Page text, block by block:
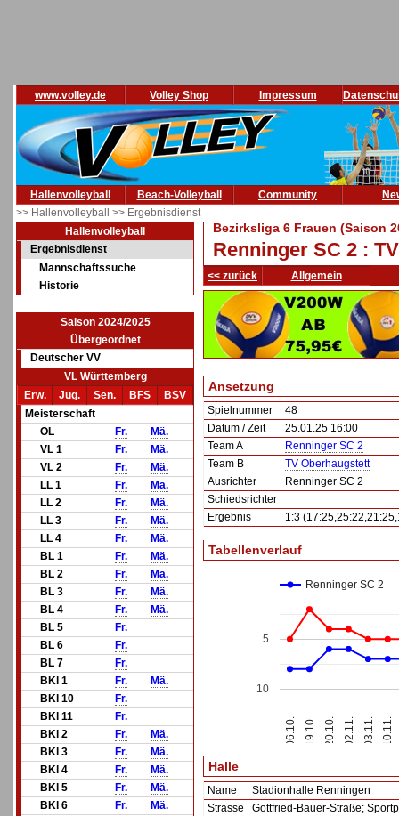
www.volley.de Volley Shop Impressum
Hallenvolleyball Beach-Volleyball Community
>> Hallenvolleyball >> Ergebnisdienst
Hallenvolleyball
Ergebnisdienst
Mannschaftssuche
Historie
Saison 2024/2025
Übergeordnet
Deutscher VV
VL Württemberg
Erw.
Jug. Sen. BFS
BSV
Meisterschaft
OL
Fr.
Mä.
VL 1
Fr.
Mä.
VL 2
Fr.
Mä.
LL 1
Fr.
Mä.
LL 2
Fr.
Mä.
LL 3
Fr.
Mä.
LL 4
Fr.
Mä.
BL 1
Fr.
Mä.
BL 2
Fr.
Mä.
BL 3
Fr.
Mä.
BL 4
Fr.
Mä.
BL 5
Fr.
BL 6
Fr.
BL 7
Fr.
BKl 1
Fr.
Mä.
BKl 10
Fr.
BKl 11
Fr.
BKl 2
Fr.
Mä.
BKl 3
Fr.
Mä.
BKl 4
Fr.
Mä.
BKl 5
Fr.
Mä.
BKl 6
Fr.
Mä.
Bezirksliga 6 Frauen (Saison
Renninger SC 2 :
<< zurück Allgemein
Ansetzung
Spielnummer
48
Datum / Zeit
25.01.25 16:00
Team A
Renninger SC 2
Team B
TV Oberhaugstett
Ausrichter
Renninger SC 2
Schiedsrichter
Ergebnis
1:3
Tabellenverlauf
Renninger SC 2
06.10. 19.10. 20.10. 02.11. 03.11. 10.11.
5
10
Halle
Name
Stadionhalle Renningen
Strasse
Gottfried-Bauer-Straße;